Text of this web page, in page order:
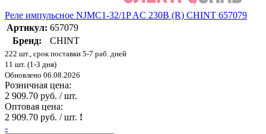
Реле импульсное NJMC1-32/1P AC 230В (R) CHINT 657079
Артикул: 657079
Бренд:
CHINT
222 шт., срок поставки 5-7 раб. дней
11 шт. (1-3 дня)
Обновлено 06.08.2026
Розничная цена:
2 909.70 руб. / шт.
Оптовая цена:
2 909.70 руб. / шт. !
-